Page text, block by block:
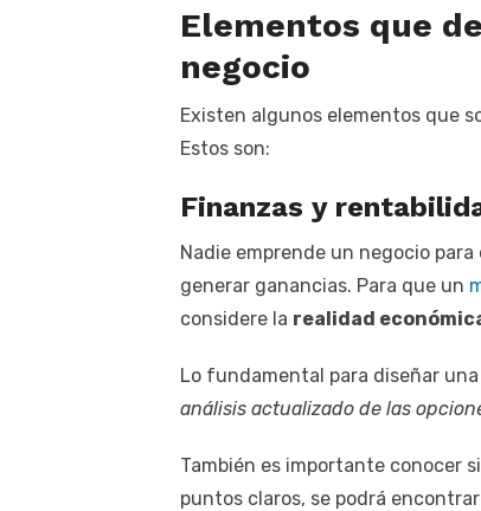
Elementos que
negocio
Existen algunos elementos que
Estos son:
Finanzas y
Nadie emprende un negocio
generar ganancias. Para que un
considere la realidad
Lo fundamental para diseñar
análisis actualizado de las
También es importante conocer
puntos claros, se podrá